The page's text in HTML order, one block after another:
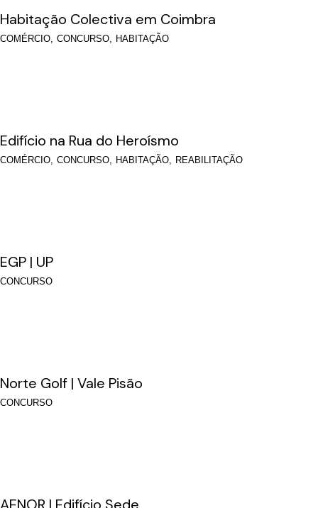
Habitação Colectiva em Coimbra
COMÉRCIO CONCURSO HABITAÇÃO
Edifício na Rua do Heroísmo
COMÉRCIO CONCURSO HABITAÇÃO REABILITAÇÃO
EGP | UP
CONCURSO
Norte Golf | Vale Pisão
CONCURSO